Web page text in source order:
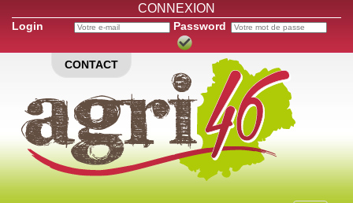
CONNEXION
Login Password
CONTACT